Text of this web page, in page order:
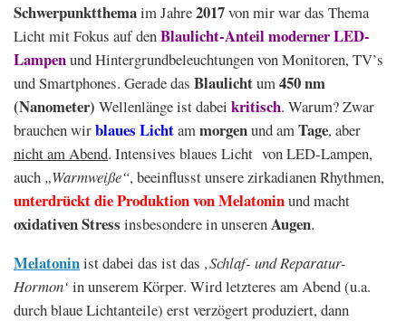
Schwerpunktthemaim Jahre2017von mir war das Thema
Licht mit Fokus auf denBlaulicht-Anteil moderner LED-
Lampenund Hintergrundbeleuchtungen von Monitoren, TV’s
und Smartphones. Gerade das Blaulichtum450 nm
(Nanometer) Wellenlänge ist dabei kritisch. Warum? Zwar
brauchen wirblaues Lichtammorgenund amTage, aber
nicht am Abend. Intensives blaues Licht von LED-Lampen,
auch „Warmweiße“, beeinflusst unsere zirkadianen Rhythmen,
unterdrückt die Produktion von Melatoninund macht
oxidativen Stress insbesondere in unserenAugen.
Melatoninist dabei das ist das ‚Schlaf- und Reparatur-
Hormon‘ in unserem Körper. Wird letzteres am Abend (u.a.
durch blaue Lichtanteile) erst verzögert produziert, dann